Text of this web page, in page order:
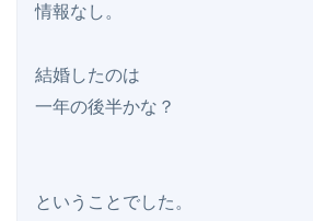
情報なし。
結婚したのは
一年の後半かな？
ということでした。